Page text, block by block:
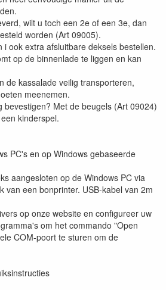
wilt u toch een 2e of een 3e, dan
worden (Art 09005).
i ook extra afsluitbare deksels bestellen.
op de binnenlade te liggen en kan
de kassalade veilig transporteren,
meenemen.
bevestigen? Met de beugels (Art 09024)
kinderspel.
PC's en op Windows gebaseerde
aangesloten op de Windows PC via
van een bonprinter. USB-kabel van 2m
op onze website en configureer uw
om het commando "Open
COM-poort te sturen om de